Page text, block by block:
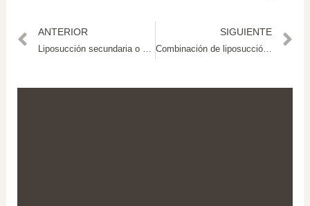
ANTERIOR
Liposucción secundaria o de revisión: corrección de resultados insatisfactorios o irregulares
SIGUIENTE
Combinación de liposucción y otros procedimientos estéticos